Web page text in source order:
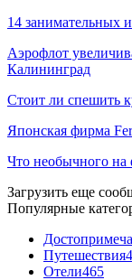
14 занимательных
Аэрофлот
Калининград
Стоит ли спешить
Японская фирма
Что необычного на
Загрузить еще
Популярные
Путешествия
Отели465